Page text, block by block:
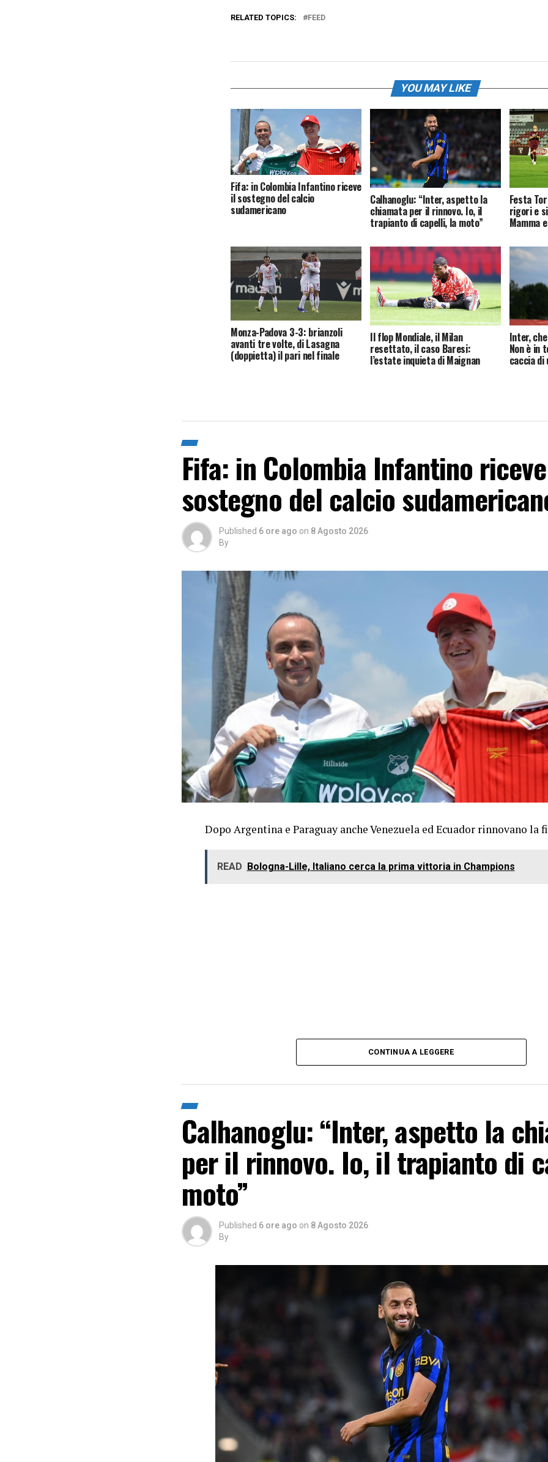
RELATED TOPICS: FEED
YOU MAY LIKE
Fifa: in Colombia Infantino riceve
il sostegno del calcio
sudamericano
Calhanoglu: “Inter, aspetto la
chiamata per il rinnovo. Io, il
trapianto di capelli, la moto”
Festa
rigori e
Mamma
Monza-Padova 3-3: brianzoli
avanti tre volte, di Lasagna
(doppietta) il pari nel finale
Il flop Mondiale, il Milan
resettato, il caso Baresi:
l’estate inquieta di Maignan
Inter,
Non è in
caccia di
Fifa: in Colombia Infantino
sostegno del calcio
Published 6 ore ago on 8 Agosto 2026
By
Dopo Argentina e Paraguay anche Venezuela ed Ecuador rinnovano la
READ Bologna-Lille, Italiano cerca la prima vittoria in Champions
CONTINUA A LEGGERE
Calhanoglu: “Inter, aspetto la
per il rinnovo. Io, il trapianto di
moto”
Published 6 ore ago on 8 Agosto 2026
By